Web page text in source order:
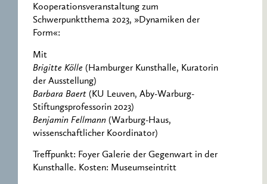
Kooperationsveranstaltung zum
Schwerpunktthema 2023, »Dynamiken der
Form«:
Mit
Brigitte Kölle (Hamburger Kunsthalle, Kuratorin
der Ausstellung)
Barbara Baert (KU Leuven, Aby-Warburg-
Stiftungsprofessorin 2023)
Benjamin Fellmann (Warburg-Haus,
wissenschaftlicher Koordinator)
Treffpunkt: Foyer Galerie der Gegenwart in der
Kunsthalle. Kosten: Museumseintritt